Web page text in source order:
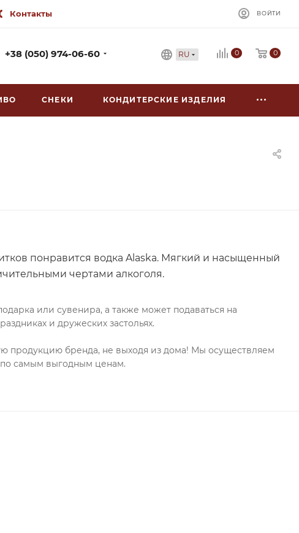
Контакты ВОЙТИ
+38 (050) 974-06-60 RU 0 0
СНЕКИ КОНДИТЕРСКИЕ ИЗДЕЛИЯ
понравится водка Alaska. Мягкий и насыщенный
чертами алкоголя.
или сувенира, а также может подаваться на
и дружеских застольях.
продукцию бренда, не выходя из дома! Мы осуществляем
самым выгодным ценам.